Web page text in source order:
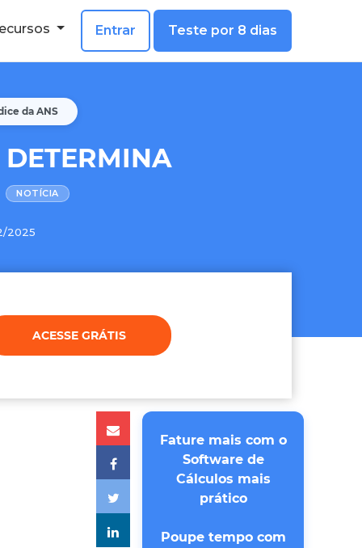
Entrar Teste por 8 dias
da ANS
DETERMINA
NOTÍCIA
2025
ACESSE GRÁTIS
Fature mais com o
Software de
Cálculos mais
prático
Poupe tempo com